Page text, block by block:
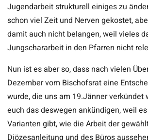
Jugendarbeit strukturell einiges zu
schon viel Zeit und Nerven gekostet,
damit auch nicht belangen, weil vieles
Jungschararbeit in den Pfarren nicht
Nun ist es aber so, dass nach vielen
Dezember vom Bischofsrat eine
wurde, die uns am 19.Jänner verkündet
euch das deswegen ankündigen, weil
Varianten gibt, wie die Arbeit der
Diözesanleitung und des Büros